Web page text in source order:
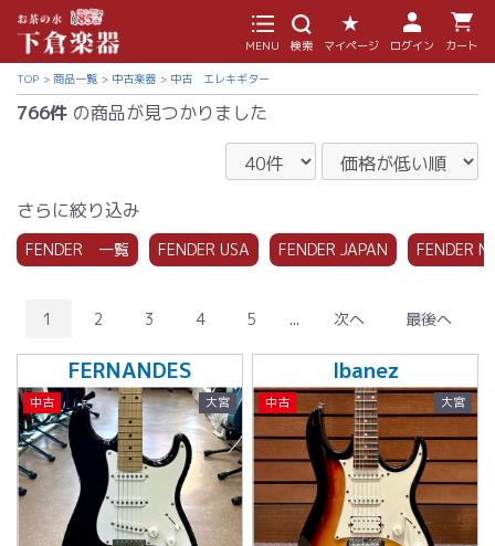
MENU 検索 マイページ ログイン カート
TOP 商品一覧 中古楽器 中古 エレキギター
766件 の商品が見つかりました
さらに絞り込み
FENDER 一覧 FENDER USA FENDER JAPAN FENDER
1 2 3 4 5 ... 次へ 最後へ
FERNANDES
中古 大宮
Ibanez
中古 大宮